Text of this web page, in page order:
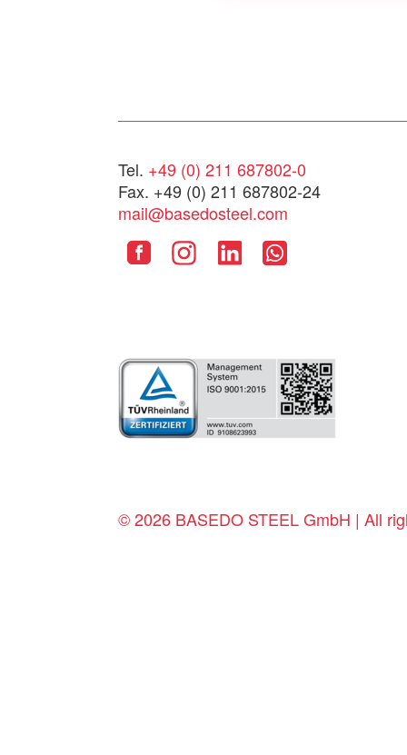
Tel. +49 (0) 211 687802-0
Fax. +49 (0) 211 687802-24
mail@basedosteel.com
© 2026 BASEDO STEEL GmbH | All